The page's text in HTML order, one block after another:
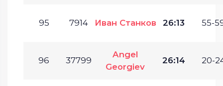
95 7914 Иван Станков 26:13 55-
96 37799
Angel
Georgiev
26:14 20-